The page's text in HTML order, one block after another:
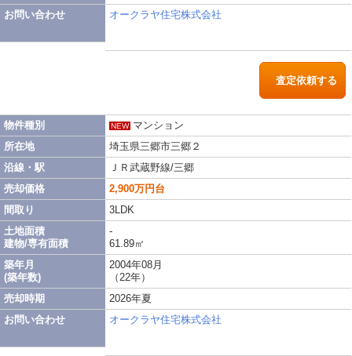
お問い合わせ
オークラヤ住宅株式会社
査定依頼する
物件種別
所在地
沿線・駅
売却価格
間取り
土地面積
建物/専有面積
築年月
(築年数)
売却時期
お問い合わせ
NEW マンション
埼玉県三郷市三郷２
ＪＲ武蔵野線/三郷
2,900万円台
3LDK
-
61.89㎡
2004年08月
（22年）
2026年夏
オークラヤ住宅株式会社